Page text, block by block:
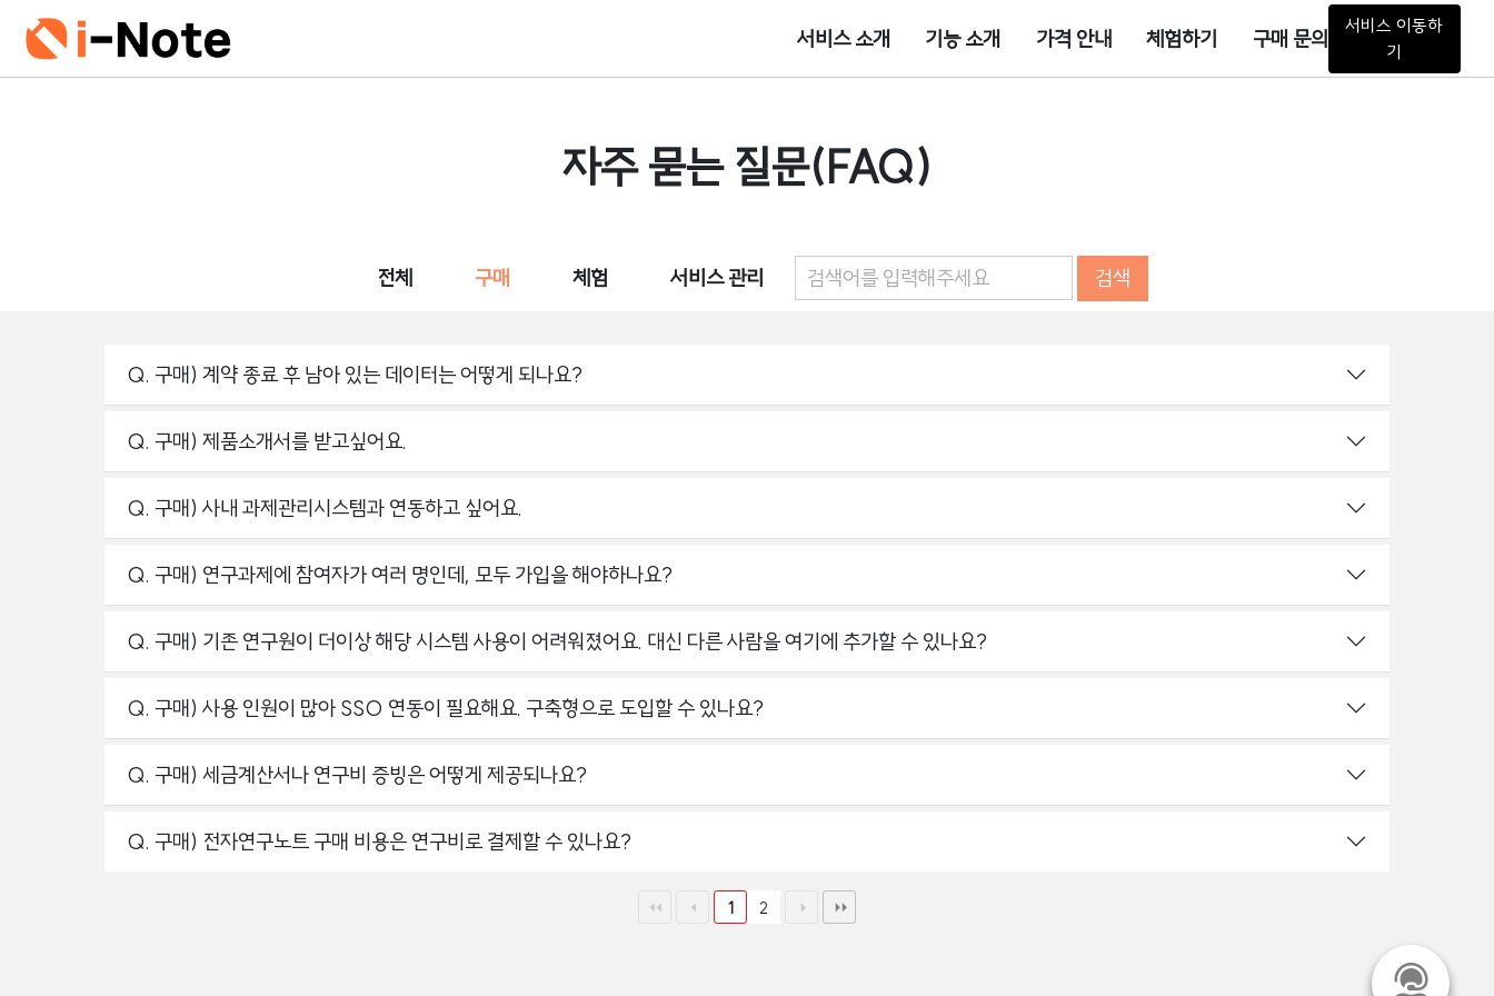
서비스 소개 기능 소개 가격 안내 체험하기 구매 문의
서비스 이동하
기
자주 묻는 질문(FAQ)
전체 구매 체험 서비스 관리 검색
Q. 구매) 계약 종료 후 남아 있는 데이터는 어떻게 되나요?
Q. 구매) 제품소개서를 받고싶어요.
Q. 구매) 사내 과제관리시스템과 연동하고 싶어요.
Q. 구매) 연구과제에 참여자가 여러 명인데, 모두 가입을 해야하나요?
Q. 구매) 기존 연구원이 더이상 해당 시스템 사용이 어려워졌어요. 대신 다른 사람을 여기에 추가할 수 있나요?
Q. 구매) 사용 인원이 많아 SSO 연동이 필요해요. 구축형으로 도입할 수 있나요?
Q. 구매) 세금계산서나 연구비 증빙은 어떻게 제공되나요?
Q. 구매) 전자연구노트 구매 비용은 연구비로 결제할 수 있나요?
1 2